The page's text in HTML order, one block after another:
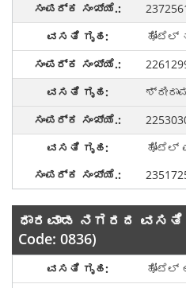
ಹೋಟೆಲ್
ಹೋಟೆಲ್
ಧಾರವಾಡ ನಗರದ ವಸತಿ
Code: 0836)
ಹೋಟೆಲ್